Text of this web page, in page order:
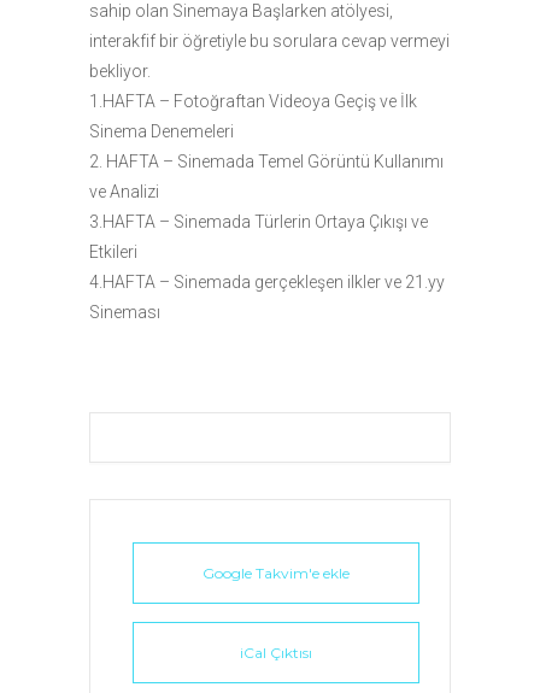
sahip olan Sinemaya Başlarken atölyesi,
interakfif bir öğretiyle bu sorulara cevap vermeyi
bekliyor.
1.HAFTA – Fotoğraftan Videoya Geçiş ve İlk
Sinema Denemeleri
2. HAFTA – Sinemada Temel Görüntü Kullanımı
ve Analizi
3.HAFTA – Sinemada Türlerin Ortaya Çıkışı ve
Etkileri
4.HAFTA – Sinemada gerçekleşen ilkler ve 21.yy
Sineması
Google Takvim'e ekle
iCal Çıktısı